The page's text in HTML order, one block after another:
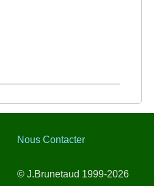
Nous Contacter
© J.Brunetaud 1999-2026